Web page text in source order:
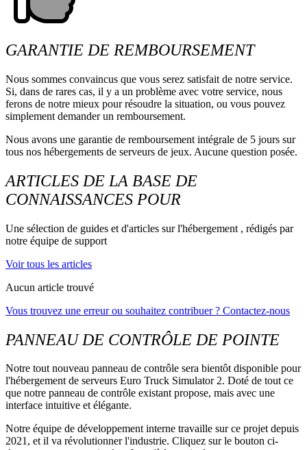
GARANTIE DE REMBOURSEMENT
Nous sommes convaincus que vous serez satisfait de notre service.
Si, dans de rares cas, il y a un problème avec votre service, nous
ferons de notre mieux pour résoudre la situation, ou vous pouvez
simplement demander un remboursement.
Nous avons une garantie de remboursement intégrale de 5 jours sur
tous nos hébergements de serveurs de jeux. Aucune question posée.
ARTICLES DE LA BASE DE
CONNAISSANCES POUR
Une sélection de guides et d'articles sur l'hébergement , rédigés par
notre équipe de support
Voir tous les articles
Aucun article trouvé
Vous trouvez une erreur ou souhaitez contribuer ? Contactez-nous
PANNEAU DE CONTRÔLE DE POINTE
Notre tout nouveau panneau de contrôle sera bientôt disponible pour
l'hébergement de serveurs Euro Truck Simulator 2. Doté de tout ce
que notre panneau de contrôle existant propose, mais avec une
interface intuitive et élégante.
Notre équipe de développement interne travaille sur ce projet depuis
2021, et il va révolutionner l'industrie. Cliquez sur le bouton ci-